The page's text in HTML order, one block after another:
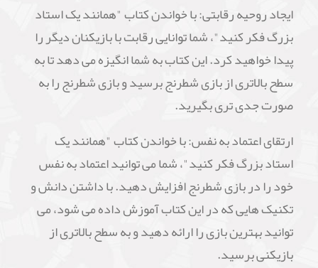
ایجاد روحیه رقابتی: با خواندن کتاب "همانند یک استاد
بزرگ فکر کنید"، شما توانایی رقابت با بازیکنان دیگر را
پیدا خواهید کرد. این کتاب به شما انگیزه می دهد تا به
سطح بالاتری از بازی شطرنج برسید و بازی شطرنج را به
صورت جدی تری بگیرید.
ارتقای اعتماد به نفس: با خواندن کتاب "همانند یک
استاد بزرگ فکر کنید"، شما می توانید اعتماد به نفس
خود را در بازی شطرنج افزایش دهید. با داشتن دانش و
تکنیک هایی که در این کتاب آموزش داده می شود، می
توانید بهترین بازی را ارائه دهید و به سطح بالاتری از
بازیکنی برسید.